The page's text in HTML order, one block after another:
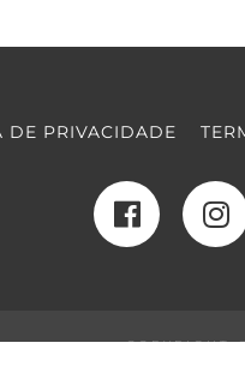
DE PRIVACIDADE
COPYRIGHT